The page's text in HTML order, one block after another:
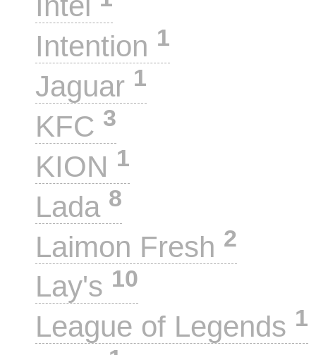
Intention 1
Jaguar 1
KFC 3
KION 1
Lada 8
Laimon Fresh 2
Lay's 10
League of Legends 1